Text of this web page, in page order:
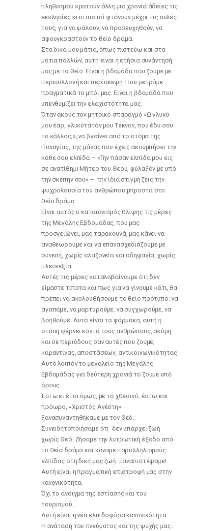
πληθυσμού κρατούν άλλη μια χρονιά άδειες τις
εκκλησίες κι οι πιστοί φτάνουν μέχρι τις αυλές
τους, για να ψάλουν, να προσευχηθούν, να
αφουγκραστούν το θείο δράμα.
Στα δικά μου μάτια, όπως πιστεύω και στα
μάτια πολλών, αυτή είναι η ετήσια συνάντησή
μας με το θείο. Είναι η βδομάδα που ζούμε με
περισυλλογή και περίσκεψη. Που μετράμε
πραγματικά το μπόι μας. Είναι η βδομάδα που
υπενθυμίζει την ελαχιστότητά μας.
Όταν ακούς τον μητρικό σπαραγμό «Ω γλυκύ
μου έαρ, γλυκύτατόν μου Τέκνον, πού έδυ σου
το κάλλος;», να βγαίνει από το στόμα της
Παναγίας, της μάνας που έχεις ακουμπήσει την
κάθε σου ελπίδα – «Την πάσαν ελπίδα μου εις
σε ανατίθημι Μήτερ του Θεού, φύλαξόν με υπό
την σκέπην σου» – την ίδια στιγμή ζεις την
ψυχρολουσία του ανθρώπου μπροστά στο
θείο δράμα.
Είναι αυτός ο καταιονισμός θλίψης τις μέρες
της Μεγάλης Εβδομάδας, που μας
προσγειώνει, μας ταρακουνά, μας κάνει να
αναθεωρούμε και να επανασχεδιάζουμε με
σύνεση, χωρίς αλαζονεία και αδηφαγία, χωρίς
πλεονεξία.
Αυτές τις μέρες καταλαβαίνουμε ότι δεν
είμαστε τίποτα και πως για να γίνουμε κάτι, θα
πρέπει να ακολουθήσουμε το θείο πρότυπο: να
αγαπάμε, να μαρτυρούμε, να συγχωρούμε, να
βοηθούμε. Αυτά είναι τα φάρμακα, αυτή η
στάση φέρνει κοντά τους ανθρώπους, ακόμη
και σε περιόδους σαν αυτές που ζούμε,
καραντίνας, αποστάσεων, αντικοινωνικότητας.
Αυτό λοιπόν το μεγαλείο της Μεγάλης
Εβδομάδας για δεύτερη χρονιά το ζούμε υπό
όρους.
Έστω κι έτσι όμως, με το χθεσινό, έστω και
πρόωρο, «Χριστός Ανέστη»
ξανασυναντηθήκαμε με τον Θεό.
Συνειδητοποιήσαμε ότι δεν υπάρχει ζωή
χωρίς Θεό. Ζήσαμε την λυτρωτική έξοδο από
το θείο δράμα και κάναμε παραλληλισμούς
ελπίδας στη δική μας ζωή. Ξαναπιστέψαμε!
Αυτή είναι η πραγματική επιστροφή μας στην
κανονικότητα.
Όχι το άνοιγμα της εστίασης και του
τουρισμού…
Αυτή είναι η νέα ελπιδοφόρα κανονικότητα.
Η ανάταση του πνεύματος και της ψυχής μας..